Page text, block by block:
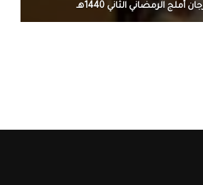
أملج الرمضاني الثاني 1440هـ